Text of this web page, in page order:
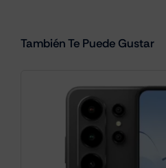
También Te Puede Gustar